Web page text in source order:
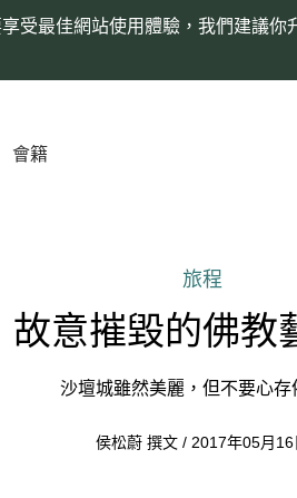
受最佳網站使用體驗，我們建議
會籍
旅程
故意摧毀的佛教
沙壇城雖然美麗，但不要心存
侯松蔚 撰文 / 2017年05月16